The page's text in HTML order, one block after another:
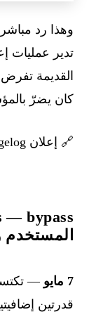
تدير عمليات
القديمة
كان يضرّ
🔗 إعلان GitHub Changelog
— bypass
المستخدم
7 مايو
قدرتين